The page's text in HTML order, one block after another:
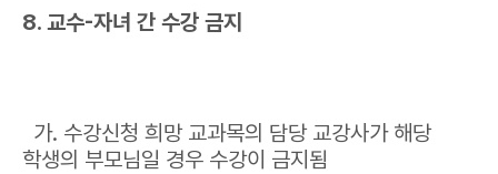
8. 교수-자녀 간 수강 금지
가. 수강신청 희망 교과목의 담당 교강사가 해당
학생의 부모님일 경우 수강이 금지됨